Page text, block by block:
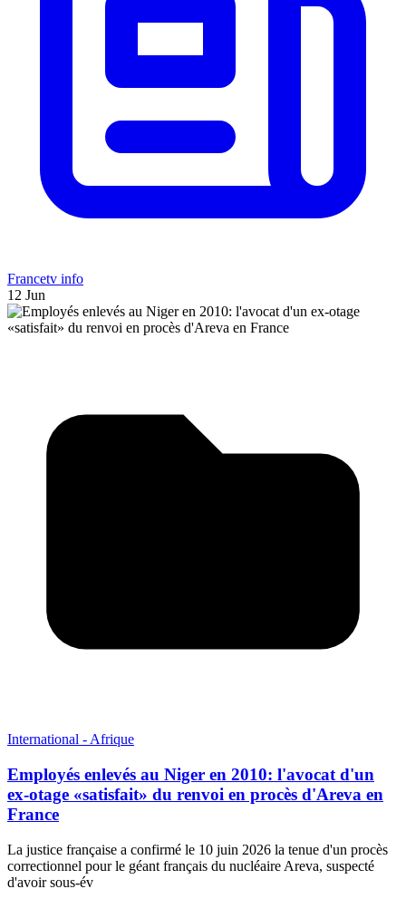
Francetv info
12 Jun
International - Afrique
Employés enlevés au Niger en 2010: l'avocat d'un
ex-otage «satisfait» du renvoi en procès d'Areva en
France
La justice française a confirmé le 10 juin 2026 la tenue d'un procès
correctionnel pour le géant français du nucléaire Areva, suspecté
d'avoir sous-év